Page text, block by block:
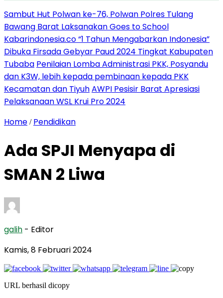
Sambut Hut Polwan ke-76, Polwan Polres Tulang
Bawang Barat Laksanakan Goes to School
Kabarindonesia.co “1 Tahun Mengabarkan Indonesia”
Dibuka Firsada Gebyar Paud 2024 Tingkat Kabupaten
Tubaba Penilaian Lomba Administrasi PKK, Posyandu
dan K3W, lebih kepada pembinaan kepada PKK
Kecamatan dan TiyuhAWPI Pesisir Barat Apresiasi
Pelaksanaan WSL Krui Pro 2024
Home / Pendidikan
Ada SPJI Menyapa di
SMAN 2 Liwa
galih - Editor
Kamis, 8 Februari 2024
URL berhasil dicopy